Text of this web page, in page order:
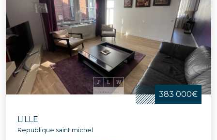
383 000€
LILLE
Republique saint michel